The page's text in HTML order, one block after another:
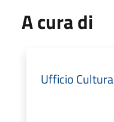
A cura di
Ufficio Cultura